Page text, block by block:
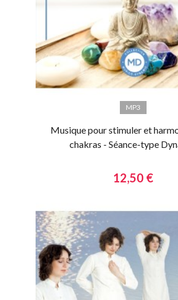
MP3
Musique pour stimuler et
chakras - Séance-type
12,50 €